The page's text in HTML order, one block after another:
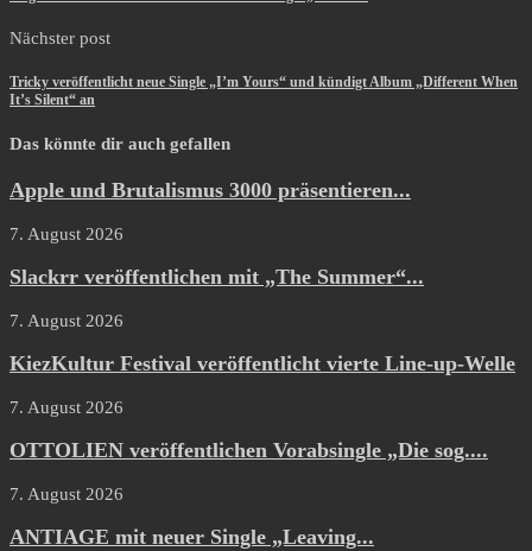
Nächster post
Tricky veröffentlicht neue Single „I’m Yours“ und kündigt Album „Different When
It’s Silent“ an
Das könnte dir auch gefallen
Apple und Brutalismus 3000 präsentieren...
7. August 2026
Slackrr veröffentlichen mit „The Summer“...
7. August 2026
KiezKultur Festival veröffentlicht vierte Line-up-Welle
7. August 2026
OTTOLIEN veröffentlichen Vorabsingle „Die sog....
7. August 2026
ANTIAGE mit neuer Single „Leaving...